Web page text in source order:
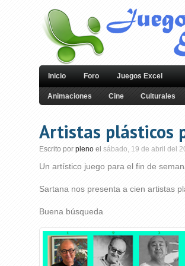
Inicio Foro Juegos Excel
Animaciones Cine Culturales
Artistas plásticos
Escrito por pleno el sábado, 19 de abril del
Un artístico juego para el fin de
Sartana nos presenta a cien artistas
Buena búsqueda